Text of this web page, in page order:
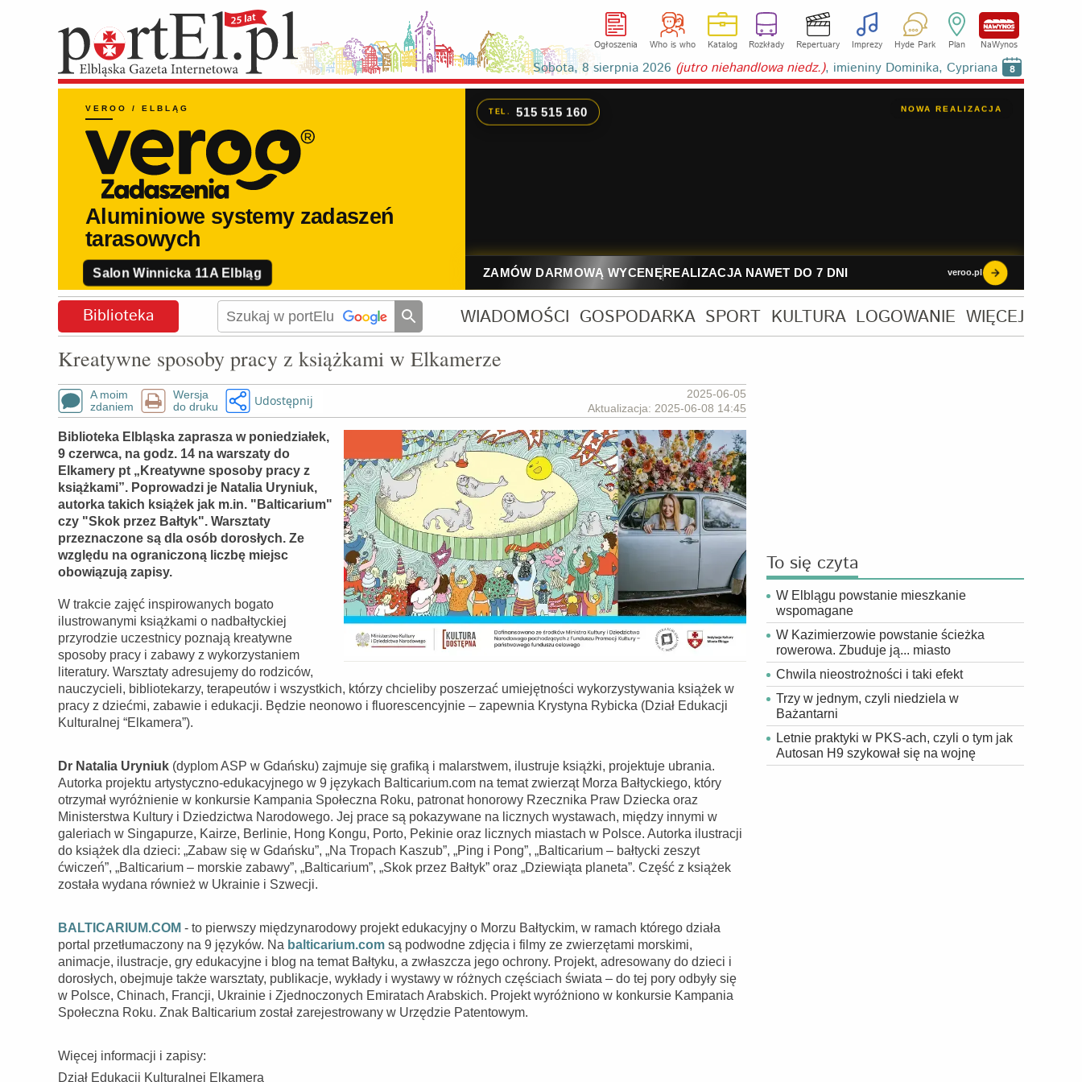
Ogłoszenia Who is who Katalog Rozkłady Repertuary Imprezy Hyde Park Plan NaWynos
Sobota, 8 sierpnia 2026 (jutro niehandlowa niedz.), imieniny Dominika, Cypriana 8
Biblioteka WIADOMOŚCI GOSPODARKA SPORT KULTURA LOGOWANIE WIĘCEJ
Kreatywne sposoby pracy z książkami w Elkamerze
A moim
zdaniem
Wersja
do druku
Udostępnij
2025-06-05
Aktualizacja: 2025-06-08 14:45
Biblioteka Elbląska zaprasza w poniedziałek,
9 czerwca, na godz. 14 na warszaty do
Elkamery pt „Kreatywne sposoby pracy z
książkami”. Poprowadzi je Natalia Uryniuk,
autorka takich książek jak m.in. "Balticarium"
czy "Skok przez Bałtyk". Warsztaty
przeznaczone są dla osób dorosłych. Ze
względu na ograniczoną liczbę miejsc
obowiązują zapisy.
W trakcie zajęć inspirowanych bogato
ilustrowanymi książkami o nadbałtyckiej
przyrodzie uczestnicy poznają kreatywne
sposoby pracy i zabawy z wykorzystaniem
literatury. Warsztaty adresujemy do rodziców,
nauczycieli, bibliotekarzy, terapeutów i wszystkich, którzy chcieliby poszerzać umiejętności wykorzystywania książek w
pracy z dziećmi, zabawie i edukacji. Będzie neonowo i fluorescencyjnie – zapewnia Krystyna Rybicka (Dział Edukacji
Kulturalnej “Elkamera”).
Dr Natalia Uryniuk (dyplom ASP w Gdańsku) zajmuje się grafiką i malarstwem, ilustruje książki, projektuje ubrania.
Autorka projektu artystyczno-edukacyjnego w 9 językach Balticarium.com na temat zwierząt Morza Bałtyckiego, który
otrzymał wyróżnienie w konkursie Kampania Społeczna Roku, patronat honorowy Rzecznika Praw Dziecka oraz
Ministerstwa Kultury i Dziedzictwa Narodowego. Jej prace są pokazywane na licznych wystawach, między innymi w
galeriach w Singapurze, Kairze, Berlinie, Hong Kongu, Porto, Pekinie oraz licznych miastach w Polsce. Autorka ilustracji
do książek dla dzieci: „Zabaw się w Gdańsku”, „Na Tropach Kaszub”, „Ping i Pong”, „Balticarium – bałtycki zeszyt
ćwiczeń”, „Balticarium – morskie zabawy”, „Balticarium”, „Skok przez Bałtyk” oraz „Dziewiąta planeta”. Część z książek
została wydana również w Ukrainie i Szwecji.
BALTI CARIUM.COM - to pierwszy międzynarodowy projekt edukacyjny o Morzu Bałtyckim, w ramach którego działa
portal przetłumaczony na 9 języków. Na balticarium.com są podwodne zdjęcia i filmy ze zwierzętami morskimi,
animacje, ilustracje, gry edukacyjne i blog na temat Bałtyku, a zwłaszcza jego ochrony. Projekt, adresowany do dzieci i
dorosłych, obejmuje także warsztaty, publikacje, wykłady i wystawy w różnych częściach świata – do tej pory odbyły się
w Polsce, Chinach, Francji, Ukrainie i Zjednoczonych Emiratach Arabskich. Projekt wyróżniono w konkursie Kampania
Społeczna Roku. Znak Balticarium został zarejestrowany w Urzędzie Patentowym.
Więcej informacji i zapisy:
Dział Edukacji Kulturalnej Elkamera
To się czyta
W Elblągu powstanie mieszkanie
wspomagane
W Kazimierzowie powstanie ścieżka
rowerowa. Zbuduje ją... miasto
Chwila nieostrożności i taki efekt
Trzy w jednym, czyli niedziela w
Bażantarni
Letnie praktyki w PKS-ach, czyli o tym jak
Autosan H9 szykował się na wojnę